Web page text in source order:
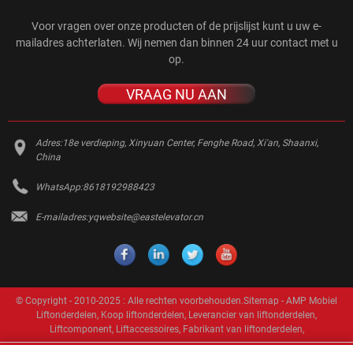
Voor vragen over onze producten of de prijslijst kunt u uw e-
mailadres achterlaten. Wij nemen dan binnen 24 uur contact met u
op.
VRAAG NU AAN
Adres:18e verdieping, Xinyuan Center, Fenghe Road, Xi'an, Shaanxi,
China
WhatsApp:8618192988423
E-mailadres:yqwebsite@eastelevator.cn
© Copyright - 2010-2025 : Alle rechten voorbehouden.Sitemap - AMP Mobiel
Liftonderdelen, Koop liftonderdelen, Leverancier van liftonderdelen,
Liftcomponent, Liftaccessoires, Fabrikant van liftonderdelen,